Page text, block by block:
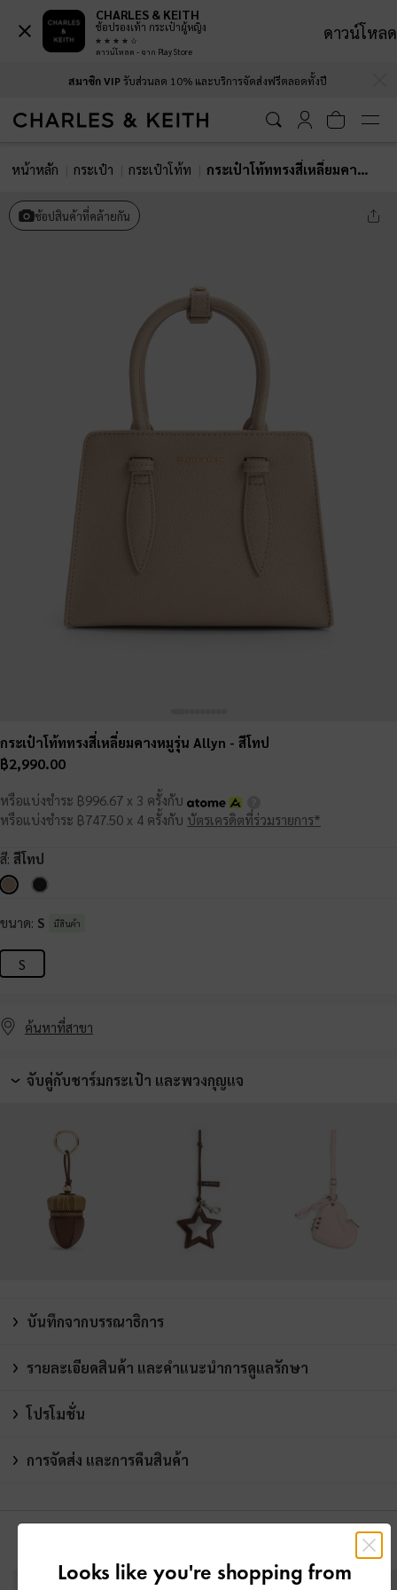
สมาชิก VIPรับส่วนลด 10% และบริการจัดส่งฟรีตลอดทั้งปี
หน้าหลัก กระเป๋า กระเป๋าโท้ท กระเป๋าโท้ททรงสี่เหลี่ยมคางหมูรุ่น Allyn
ช้อปสินค้าที่คล้ายกัน
กระเป๋าโท้ททรงสี่เหลี่ยมคางหมูรุ่น Allyn - สีโทป
฿2,990.00
หรือแบ่งชำระ ฿996.67 x 3 ครั้งกับ
หรือแบ่งชำระ ฿747.50 x 4 ครั้งกับ บัตรเครดิตที่ร่วมรายการ*
สี: สีโทป
ขนาด: S มีสินค้า
S
ค้นหาที่สาขา
จับคู่กับชาร์มกระเป๋า และพวงกุญแจ
บันทึกจากบรรณาธิการ
รายละเอียดสินค้า และคำแนะนำการดูแลรักษา
โปรโมชั่น
การจัดส่ง และการคืนสินค้า
CHARLES & KEITH
ช้อปรองเท้า กระเป๋าผู้หญิง
ดาวน์โหลด - จาก Play Store
ดาวน์โหลด
Looks like you're shopping from